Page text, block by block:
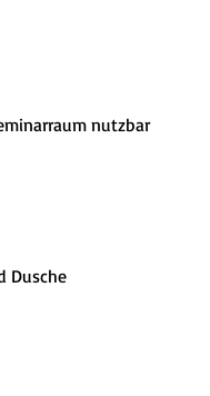
nutzbar
Dusche